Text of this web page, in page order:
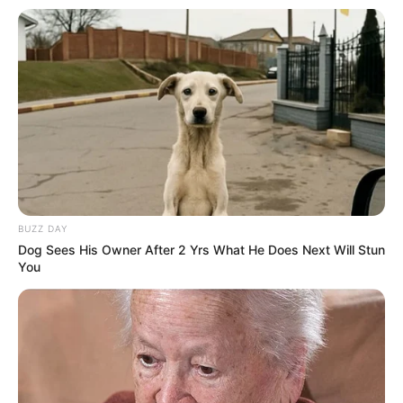
4 ECOUTE EN TETE
11 KERIDA
13 HEROINE SMART
En cas de non-partant ou pour un champ élargi et par
ordre de préférence:
10 FLASH DAVIER
6 GALOPIN DE BALME
En complément de notre pronostic Quinté+ vous
retrouverez un peu plus bas sur cette même page la
sélection d’une vingtaine de pronos de la presse
spécialisée ex: (Bilto, Equidia, Geny Courses, Le Matin de
Lausanne, Le Parisien, RTL, Tiercé Magazine, Zeturf et bien
BUZZ DAY
Dog Sees His Owner After 2 Yrs What He Does Next Will Stun
You